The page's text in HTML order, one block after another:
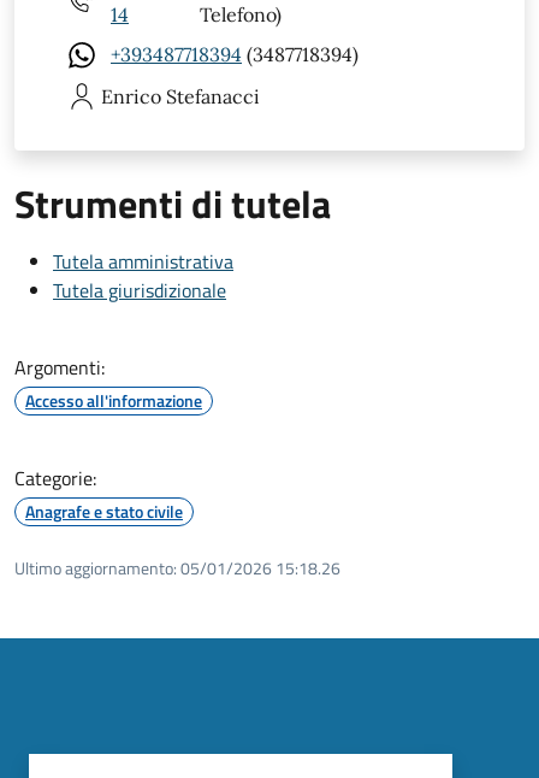
14
Telefono)
+393487718394 (3487718394)
Enrico Stefanacci
Strumenti di tutela
Tutela amministrativa
Tutela giurisdizionale
Argomenti:
Accesso all'informazione
Categorie:
Anagrafe e stato civile
Ultimo aggiornamento:05/01/2026 15:18.26